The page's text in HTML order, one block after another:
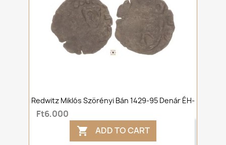
Redwitz Miklós Szörényi Bán 1429-95 Denár ÉH-
Ft6,000
 ADD TO CART